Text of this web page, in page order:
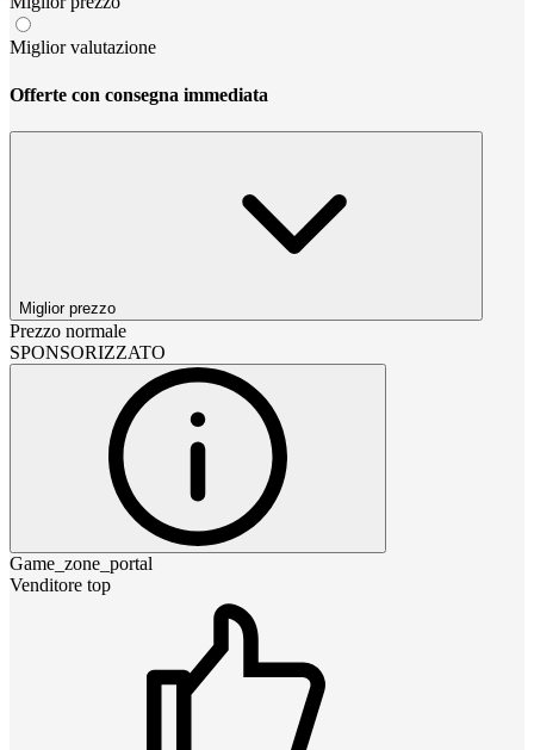
Miglior valutazione
Offerte con consegna immediata
Miglior prezzo
Prezzo normale
SPONSORIZZATO
Game_zone_portal
Venditore top